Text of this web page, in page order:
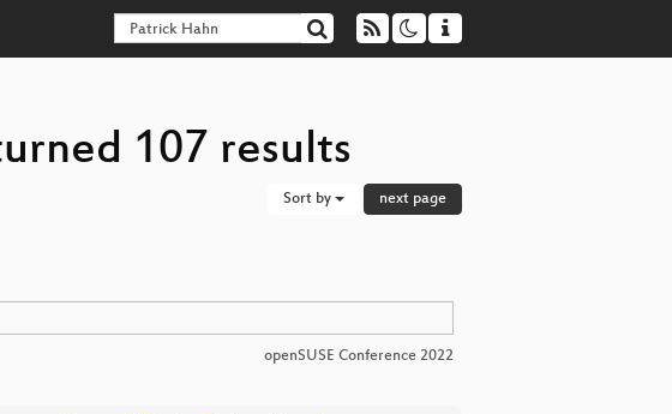
107 results
Sort by next page
openSUSE Conference 2022